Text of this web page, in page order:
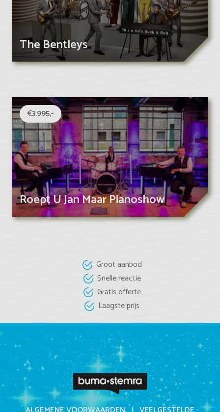
The Bentleys
€3.995,-
Roept U Jan Maar Pianoshow
Groot aanbod
Snelle reactie
Gratis offerte
Laagste prijs